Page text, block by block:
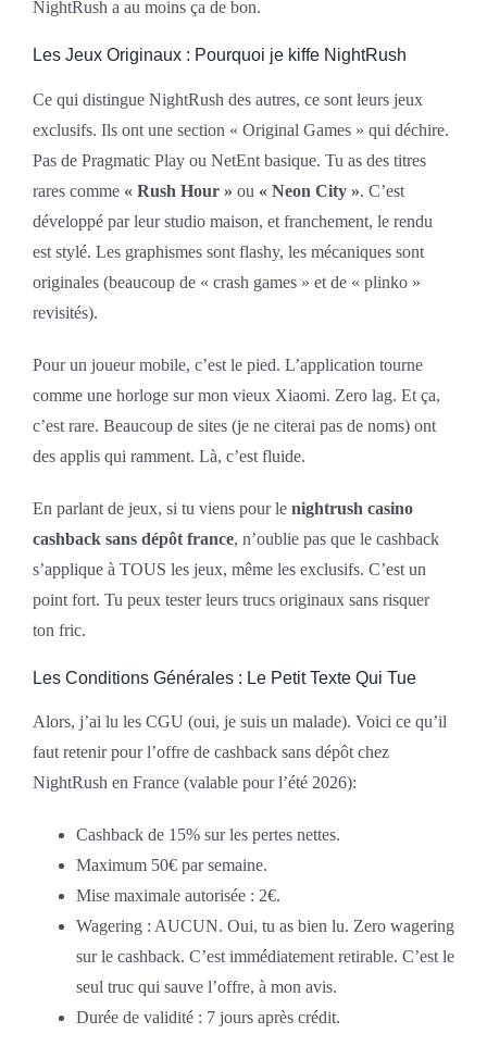
NightRush a au moins ça de bon.
Les Jeux Originaux : Pourquoi je kiffe NightRush
Ce qui distingue NightRush des autres, ce sont leurs jeux
exclusifs. Ils ont une section « Original Games » qui déchire.
Pas de Pragmatic Play ou NetEnt basique. Tu as des titres
rares comme « Rush Hour » ou « Neon City ». C’est
développé par leur studio maison, et franchement, le rendu
est stylé. Les graphismes sont flashy, les mécaniques sont
originales (beaucoup de « crash games » et de « plinko »
revisités).
Pour un joueur mobile, c’est le pied. L’application tourne
comme une horloge sur mon vieux Xiaomi. Zero lag. Et ça,
c’est rare. Beaucoup de sites (je ne citerai pas de noms) ont
des applis qui ramment. Là, c’est fluide.
En parlant de jeux, si tu viens pour le nightrush casino
cashback sans dépôt france, n’oublie pas que le cashback
s’applique à TOUS les jeux, même les exclusifs. C’est un
point fort. Tu peux tester leurs trucs originaux sans risquer
ton fric.
Les Conditions Générales : Le Petit Texte Qui Tue
Alors, j’ai lu les CGU (oui, je suis un malade). Voici ce qu’il
faut retenir pour l’offre de cashback sans dépôt chez
NightRush en France (valable pour l’été 2026):
Cashback de 15% sur les pertes nettes.
Maximum 50€ par semaine.
Mise maximale autorisée : 2€.
Wagering : AUCUN. Oui, tu as bien lu. Zero wagering
sur le cashback. C’est immédiatement retirable. C’est le
seul truc qui sauve l’offre, à mon avis.
Durée de validité : 7 jours après crédit.